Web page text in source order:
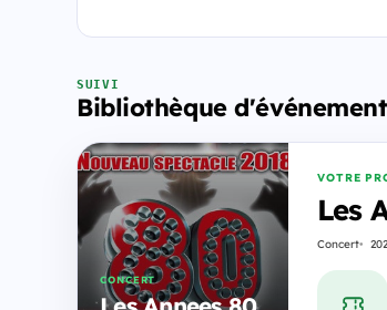
SUIVI
Bibliothèque
CONCERT
VOTRE
Les
Concert